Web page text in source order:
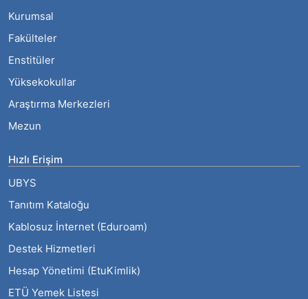
Kurumsal
Fakülteler
Enstitüler
Yüksekokullar
Araştırma Merkezleri
Mezun
Hızlı Erişim
UBYS
Tanıtım Kataloğu
Kablosuz İnternet (Eduroam)
Destek Hizmetleri
Hesap Yönetimi (EtuKimlik)
ETÜ Yemek Listesi